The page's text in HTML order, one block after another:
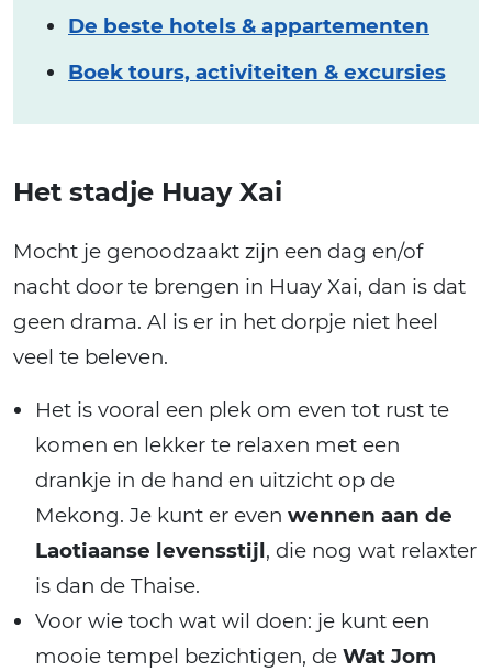
De beste hotels & appartementen
Boek tours, activiteiten & excursies
Het stadje Huay Xai
Mocht je genoodzaakt zijn een dag en/of
nacht door te brengen in Huay Xai, dan is dat
geen drama. Al is er in het dorpje niet heel
veel te beleven.
Het is vooral een plek om even tot rust te
komen en lekker te relaxen met een
drankje in de hand en uitzicht op de
Mekong. Je kunt er even wennen aan de
Laotiaanse levensstijl, die nog wat relaxter
is dan de Thaise.
Voor wie toch wat wil doen: je kunt een
mooie tempel bezichtigen, de Wat Jom